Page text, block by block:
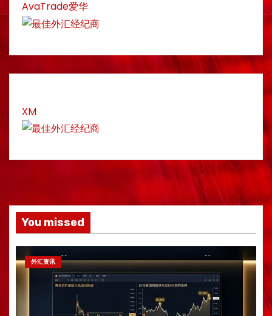
AvaTrade爱华
XM
You missed
外汇资讯